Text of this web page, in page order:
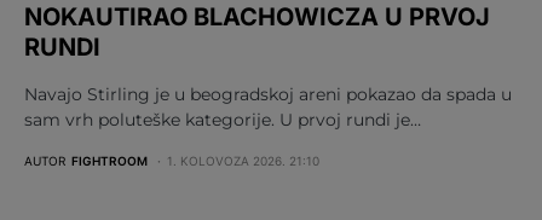
NOKAUTIRAO BLACHOWICZA U PRVOJ
RUNDI
Navajo Stirling je u beogradskoj areni pokazao da spada u
sam vrh poluteške kategorije. U prvoj rundi je…
AUTOR FIGHTROOM 1. KOLOVOZA 2026. 21:10